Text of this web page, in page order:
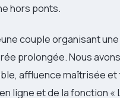
hors ponts.
couple organisant
prolongée. Nous
affluence maîtrisée
ligne et de la fonction